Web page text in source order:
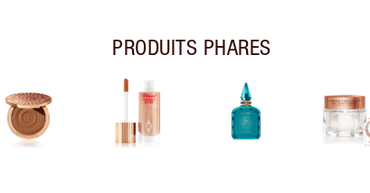
PRODUITS PHARES